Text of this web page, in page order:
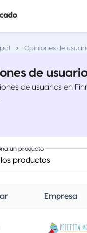
Opiniones de
de
de usuarios en
un producto
productos
Empresa